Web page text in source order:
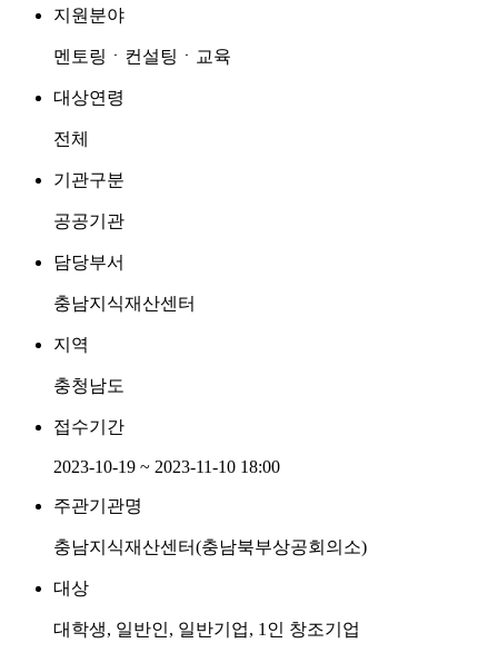
지원분야
멘토링ㆍ컨설팅ㆍ교육
대상연령
전체
기관구분
공공기관
담당부서
충남지식재산센터
지역
충청남도
접수기간
2023-10-19 ~ 2023-11-10 18:00
주관기관명
충남지식재산센터(충남북부상공회의소)
대상
대학생, 일반인, 일반기업, 1인 창조기업